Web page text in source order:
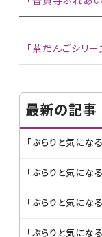
「茶だんごシリ
最新の記事
「ぶらりと気にな
「ぶらりと気にな
「ぶらりと気にな
「ぶらりと気にな